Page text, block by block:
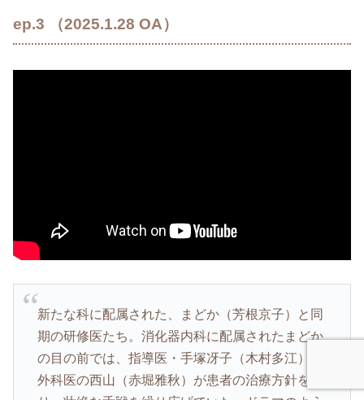
ep.3 （2025.1.28 OA）
新たな科に配属された、まどか（芳根京子）と同
期の研修医たち。消化器内科に配属されたまどか
の目の前では、指導医・手塚冴子（木村多江）と
外科医の西山（赤堀雅秋）が患者の治療方針を巡